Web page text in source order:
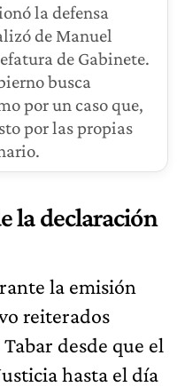
la defensa
de Manuel
de Gabinete.
busca
por un caso que,
por las propias
la declaración
la emisión
reiterados
desde que el
hasta el día